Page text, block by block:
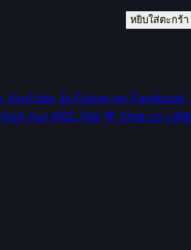
หยิบใส่ตะกร้า
YouTube 👍 Follow on Facebook
Visit Our MQL File 💬 Chat on LINE